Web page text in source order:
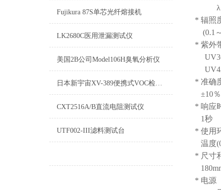
Fujikura 87S单芯光纤熔接机
LK2680C医用泄漏测试仪
美国2B公司Model106H臭氧分析仪
日本新宇宙XV-389便携式VOC检测仪
CXT2516A/B直流电阻测试仪
UTF002-III滤料测试台
λ：
* 辐照
(0.1
* 紫外
* 准确
±10％
* 响应
1秒
* 使用
温
* 尺寸
* 电源